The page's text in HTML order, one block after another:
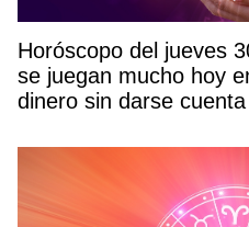
Horóscopo del jueves
se juegan mucho hoy
dinero sin darse cuenta